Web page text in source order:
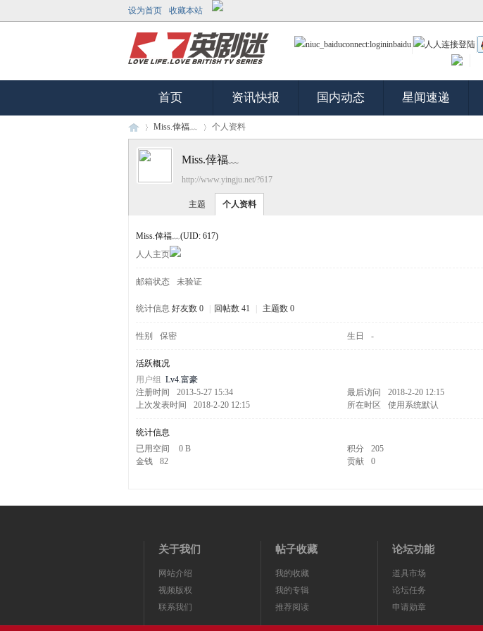
设为首页 收藏本站
首页 资讯快报 国内动态 星闻速递
Miss.倖福﹏ 个人资料
Miss.倖福﹏
http://www.yingju.net/?617
主题 个人资料
Miss.倖福﹏(UID: 617)
人人主页
邮箱状态 未验证
统计信息 好友数 0 回帖数 41 主题数 0
性别 保密 生日 -
活跃概况
用户组 Lv4.富豪
注册时间
2013-5-27 15:34 最后访问 2018-2-20 12:15
上次发表时间
2018-2-20 12:15 所在时区 使用系统默认
统计信息
已用空间
0 B 积分 205
金钱
82 贡献 0
关于我们
网站介绍
视频版权
联系我们
帖子收藏
我的收藏
我的专辑
推荐阅读
论坛功能
道具市场
论坛任务
申请勋章